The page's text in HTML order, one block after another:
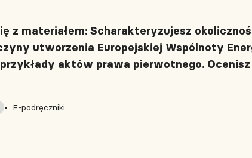
z materiałem: Scharakteryzujesz
utworzenia Europejskiej Wspólnoty
aktów prawa pierwotnego.
E-podręczniki